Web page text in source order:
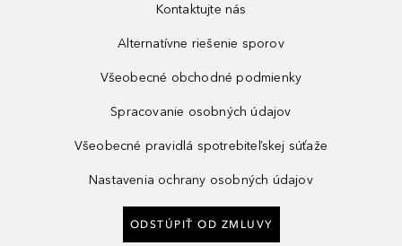
Kontaktujte nás
Alternatívne riešenie sporov
Všeobecné obchodné podmienky
Spracovanie osobných údajov
Všeobecné pravidlá spotrebiteľskej súťaže
Nastavenia ochrany osobných údajov
ODSTÚPIŤ OD ZMLUVY